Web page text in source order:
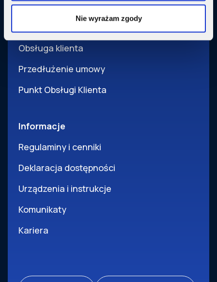
Nie wyrażam zgody
Pomoc i obsługa
Obsługa klienta
Przedłużenie umowy
Punkt Obsługi Klienta
Informacje
Regulaminy i cenniki
Deklaracja dostępności
Urządzenia i instrukcje
Komunikaty
Kariera